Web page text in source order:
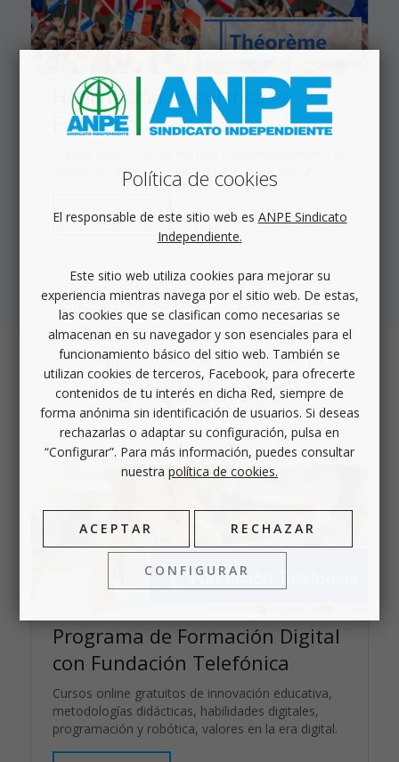
Habilitación lingüística en
Francés
obtención de los niveles EOI, DELF B2, DALF C1
Consultar
Otroscursos
Programa de Formación Digital
con Fundación Telefónica
Cursos online gratuitos de innovación educativa,
metodologías didácticas, habilidades digitales,
programación y robótica, valores en la era digital.
Política de cookies
El responsable de este sitio web es ANPE Sindicato
Independiente.
Este sitio web utiliza cookies para mejorar su
experiencia mientras navega por el sitio web. De estas,
las cookies que se clasifican como necesarias se
almacenan en su navegador y son esenciales para el
funcionamiento básico del sitio web. También se
utilizan cookies de terceros, Facebook, para ofrecerte
contenidos de tu interés en dicha Red, siempre de
forma anónima sin identificación de usuarios. Si deseas
rechazarlas o adaptar su configuración, pulsa en
“Configurar”. Para más información, puedes consultar
nuestra política de cookies.
ACEPTAR RECHAZAR
CONFIGURAR